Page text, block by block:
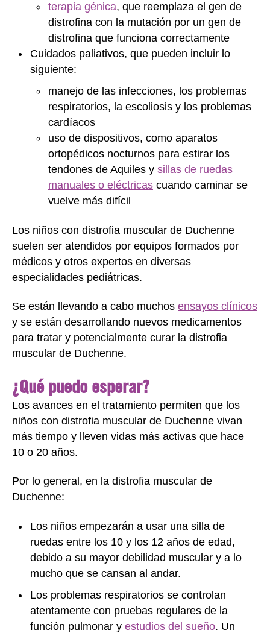
terapia génica, que reemplaza el gen de
distrofina con la mutación por un gen de
distrofina que funciona correctamente
Cuidados paliativos, que pueden incluir lo
siguiente:
manejo de las infecciones, los problemas
respiratorios, la escoliosis y los problemas
cardíacos
uso de dispositivos, como aparatos
ortopédicos nocturnos para estirar los
tendones de Aquiles y sillas de ruedas
manuales o eléctricas cuando caminar se
vuelve más difícil
Los niños con distrofia muscular de Duchenne
suelen ser atendidos por equipos formados por
médicos y otros expertos en diversas
especialidades pediátricas.
Se están llevando a cabo muchos ensayos clínicos
y se están desarrollando nuevos medicamentos
para tratar y potencialmente curar la distrofia
muscular de Duchenne.
¿Qué puedo esperar?
Los avances en el tratamiento permiten que los
niños con distrofia muscular de Duchenne vivan
más tiempo y lleven vidas más activas que hace
10 o 20 años.
Por lo general, en la distrofia muscular de
Duchenne:
Los niños empezarán a usar una silla de
ruedas entre los 10 y los 12 años de edad,
debido a su mayor debilidad muscular y a lo
mucho que se cansan al andar.
Los problemas respiratorios se controlan
atentamente con pruebas regulares de la
función pulmonar y estudios del sueño. Un